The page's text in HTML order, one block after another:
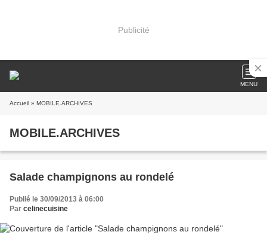
Publicité
MENU
Accueil » MOBILE.ARCHIVES
MOBILE.ARCHIVES
Salade champignons au rondelé
Publié le 30/09/2013 à 06:00
Par celinecuisine